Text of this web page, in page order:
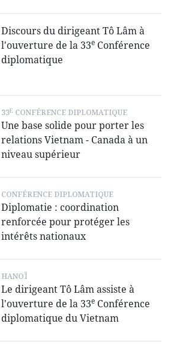
Discours du dirigeant Tô Lâm à
l'ouverture de la 33e Conférence
diplomatique
33E CONFÉRENCE DIPLOMATIQUE
Une base solide pour porter les
relations Vietnam - Canada à un
niveau supérieur
CONFÉRENCE DIPLOMATIQUE
Diplomatie : coordination
renforcée pour protéger les
intérêts nationaux
HANOÏ
Le dirigeant Tô Lâm assiste à
l'ouverture de la 33e Conférence
diplomatique du Vietnam